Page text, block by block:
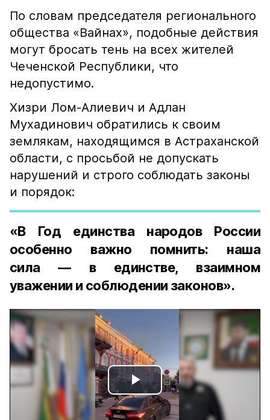
По словам председателя регионального
общества «Вайнах», подобные действия
могут бросать тень на всех жителей
Чеченской Республики, что
недопустимо.
Хизри Лом-Алиевич и Адлан
Мухадинович обратились к своим
землякам, находящимся в Астраханской
области, с просьбой не допускать
нарушений и строго соблюдать законы
и порядок:
«В Год единства народов России
особенно важно помнить: наша
сила — в единстве, взаимном
уважении и соблюдении законов».
Play